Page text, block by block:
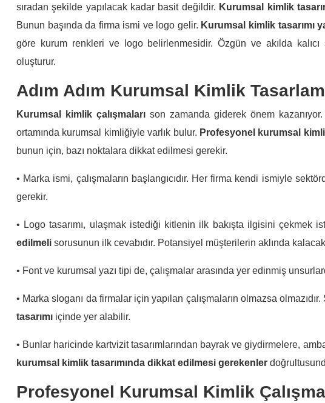
sıradan şekilde yapılacak kadar basit değildir. Kurumsal kimlik
Bunun başında da firma ismi ve logo gelir. Kurumsal kimlik tasarımı
göre kurum renkleri ve logo belirlenmesidir. Özgün ve akılda
oluşturur.
Adım Adım Kurumsal Kimlik
Kurumsal kimlik çalışmalarıson zamanda giderek önem
ortamında kurumsal kimliğiyle varlık bulur. Profesyonel kurumsal
bunun için, bazı noktalara dikkat edilmesi gerekir.
• Marka ismi, çalışmaların başlangıcıdır. Her firma kendi ismiyle
gerekir.
• Logo tasarımı, ulaşmak istediği kitlenin ilk bakışta ilgisini çekmek
edilmeli sorusunun ilk cevabıdır. Potansiyel müşterilerin aklında
• Font ve kurumsal yazı tipi de, çalışmalar arasında yer edinmiş
• Marka sloganı da firmalar için yapılan çalışmaların olmazsa
tasarımı içinde yer alabilir.
• Bunlar haricinde kartvizit tasarımlarından bayrak ve giydirmelere,
kurumsal kimlik tasarımında dikkat edilmesi gerekenler
Profesyonel Kurumsal Kimlik